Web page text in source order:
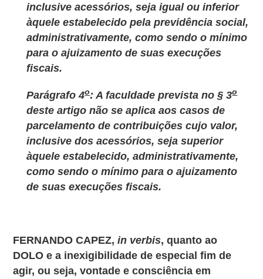
inclusive acessórios, seja igual ou inferior
àquele estabelecido pela previdência social,
administrativamente, como sendo o mínimo
para o ajuizamento de suas execuções
fiscais.
Parágrafo 4o: A faculdade prevista no § 3o
deste artigo não se aplica aos casos de
parcelamento de contribuições cujo valor,
inclusive dos acessórios, seja superior
àquele estabelecido, administrativamente,
como sendo o mínimo para o ajuizamento
de suas execuções fiscais.
FERNANDO CAPEZ,in verbis, quanto ao
DOLO e a inexigibilidade de especial fim de
agir, ou seja, vontade e consciência em